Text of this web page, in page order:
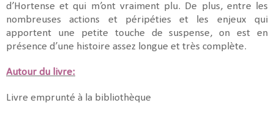
d’Hortense et qui m’ont vraiment plu. De plus, entre les
nombreuses actions et péripéties et les enjeux qui
apportent une petite touche de suspense, on est en
présence d’une histoire assez longue et très complète.
Autour du livre:
Livre emprunté à la bibliothèque